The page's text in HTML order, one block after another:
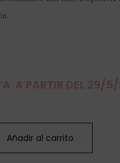
A PARTIR DEL 29/
Añadir al carrito